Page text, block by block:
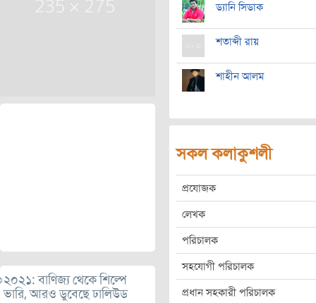
২০২১: বাণিজ্য থেকে শিল্পে
ভারি, আরও ডুবেছে ঢালিউড
ড্যানি সিডাক
শতাব্দী রায়
শাহীন আলম
সকল কলাকুশলী
প্রযোজক
লেখক
পরিচালক
সহযোগী পরিচালক
প্রধান সহকারী পরিচালক